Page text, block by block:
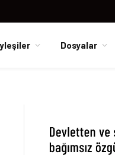
Dosyalar